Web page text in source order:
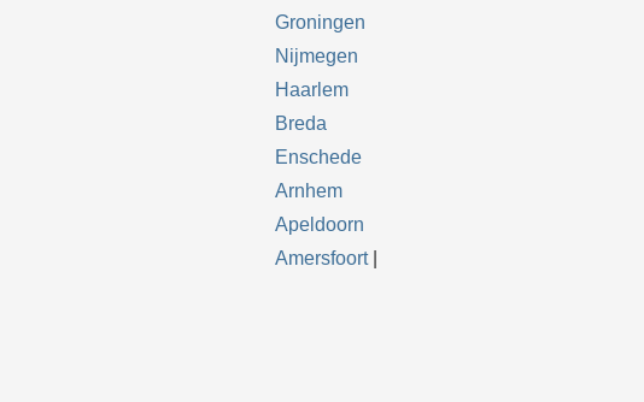
Groningen
Nijmegen
Haarlem
Breda
Enschede
Arnhem
Apeldoorn
Amersfoort|